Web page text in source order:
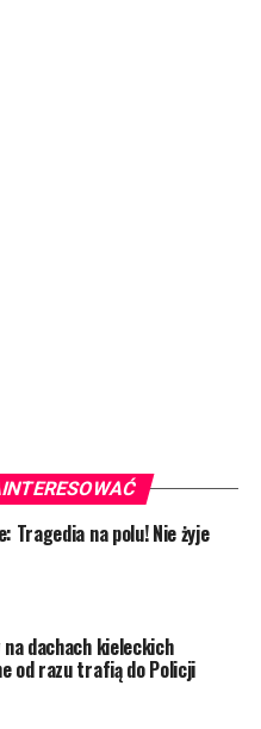
Tragedia na polu! Nie żyje
dachach kieleckich
od razu trafią do Policji